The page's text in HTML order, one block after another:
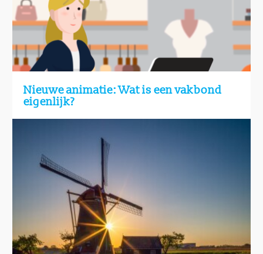
Nieuwe animatie: Wat is een vakbond
eigenlijk?